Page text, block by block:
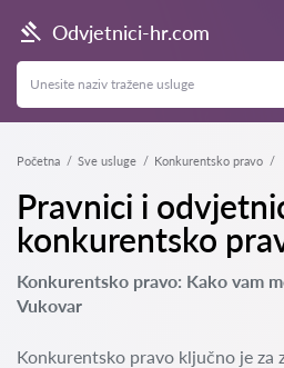
Odvjetnici-hr.com
Početna Sve usluge Konkurentsko pravo
Pravnici i
konkurentsko
Konkurentsko pravo: Kako vam
Vukovar
Konkurentsko pravo ključno je za